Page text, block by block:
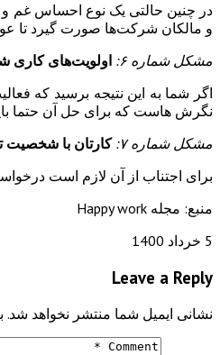
در چنین حالتی یک نوع احساس غم و
و مالکان شرکت‌ها صورت گیرد تا
مشکل شماره ۶:
اولویت‌های کاری
اگر شما به این نتیجه برسید که
نگرش هاست که برای حل آن حتما
مشکل شماره ۷:
کارتان با شخصیت
برای اجتناب از آن لازم است
منبع: مجله Happy work
5 خرداد 1400
Leave a Reply
نشانی ایمیل شما منتشر نخواهد شد.